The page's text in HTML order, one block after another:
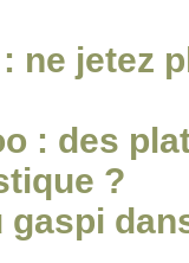
ne jetez
: des
?
gaspi